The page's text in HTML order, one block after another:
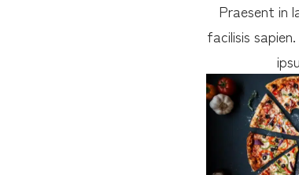
Praesent in
facilisis
Donderdag